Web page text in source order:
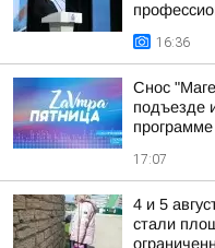
16:36
Снос
подъезде
программе
17:07
4 и 5
стали